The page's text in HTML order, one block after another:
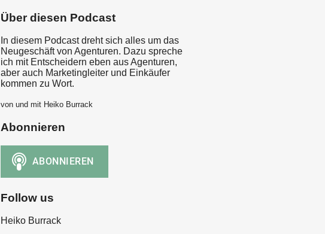
Über diesen Podcast
In diesem Podcast dreht sich alles um das
Neugeschäft von Agenturen. Dazu spreche
ich mit Entscheidern eben aus Agenturen,
aber auch Marketingleiter und Einkäufer
kommen zu Wort.
von und mit Heiko Burrack
Abonnieren
Follow us
Heiko Burrack